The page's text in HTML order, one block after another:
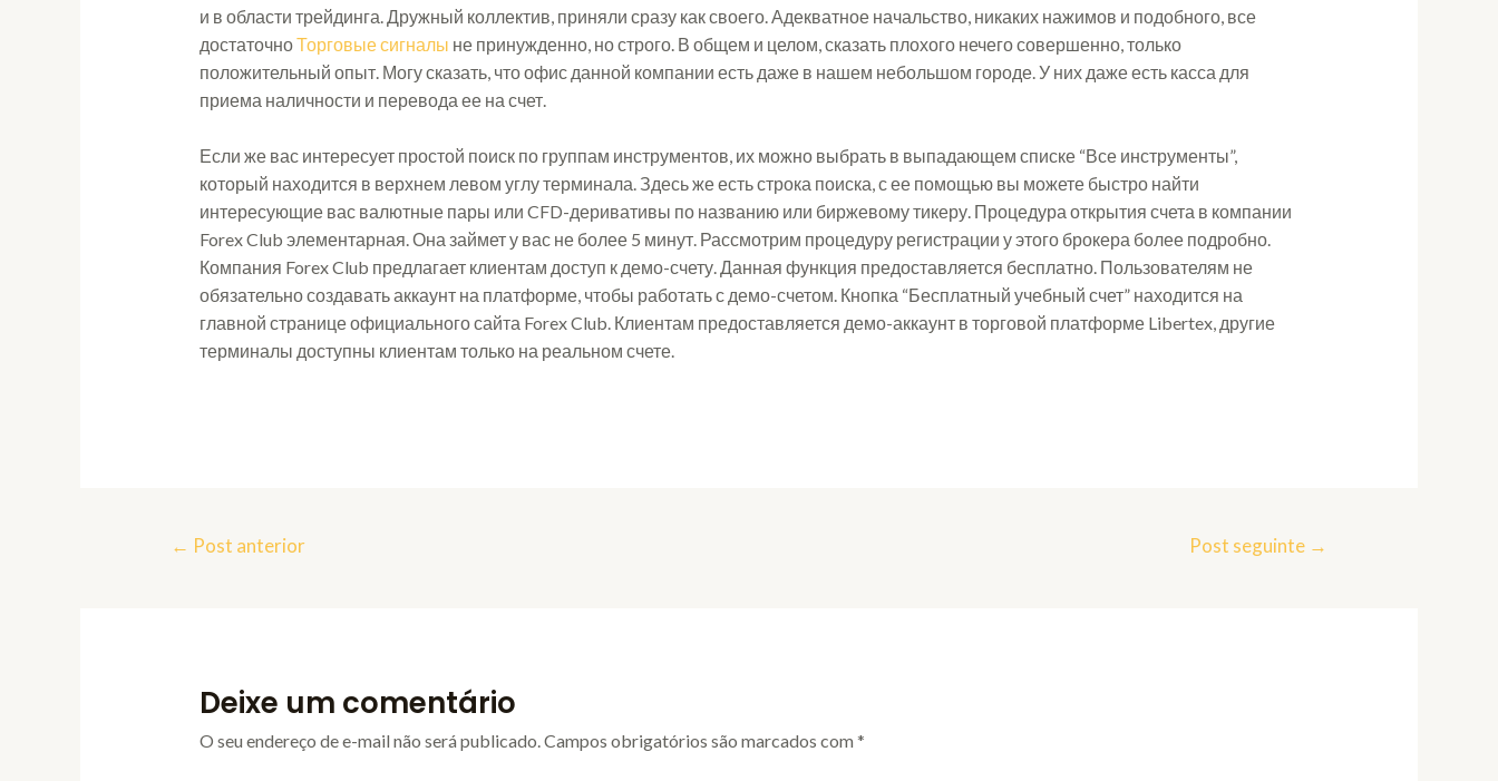
и в области трейдинга. Дружный коллектив, приняли сразу как своего. Адекватное начальство, никаких нажимов и подобного, все
достаточноТорговые сигналы не принужденно, но строго. В общем и целом, сказать плохого нечего совершенно, только
положительный опыт. Могу сказать, что офис данной компании есть даже в нашем небольшом городе. У них даже есть касса для
приема наличности и перевода ее на счет.
Если же вас интересует простой поиск по группам инструментов, их можно выбрать в выпадающем списке “Все инструменты”,
который находится в верхнем левом углу терминала. Здесь же есть строка поиска, с ее помощью вы можете быстро найти
интересующие вас валютные пары или CFD-деривативы по названию или биржевому тикеру. Процедура открытия счета в компании
Forex Club элементарная. Она займет у вас не более 5 минут. Рассмотрим процедуру регистрации у этого брокера более подробно.
Компания Forex Club предлагает клиентам доступ к демо-счету. Данная функция предоставляется бесплатно. Пользователям не
обязательно создавать аккаунт на платформе, чтобы работать с демо-счетом. Кнопка “Бесплатный учебный счет” находится на
главной странице официального сайта Forex Club. Клиентам предоставляется демо-аккаунт в торговой платформе Libertex, другие
терминалы доступны клиентам только на реальном счете.
Navegação
← Post anterior Post seguinte →
Deixe um comentário
O seu endereço de e-mail não será publicado.Campos obrigatórios são marcados com *